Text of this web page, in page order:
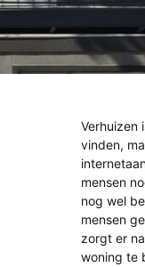
Verhuizen
vinden,
mensen
nog wel
mensen
zorgt er
woning te